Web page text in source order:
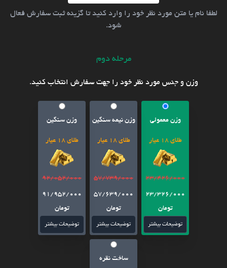
لطفا نام یا متن مورد نظر خود را وارد کنید تا گزینه ثبت سفارش فعال
شود.
مرحله دوم
وزن و جنس مورد نظر خود را جهت سفارش انتخاب کنید.
وزن معمولی
طلای 18 عیار
23/426/000
23/326/000
تومان
توضیحات بیشتر
وزن نیمه سنگین
طلای 18 عیار
57/739/000
57/639/000
تومان
توضیحات بیشتر
وزن سنگین
طلای 18 عیار
92/052/000
91/952/000
تومان
توضیحات بیشتر
ساخت نقره